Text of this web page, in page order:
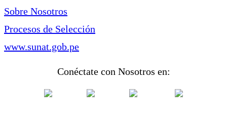
Sobre Nosotros
Procesos de Selección
www.sunat.gob.pe
Conéctate con Nosotros en: